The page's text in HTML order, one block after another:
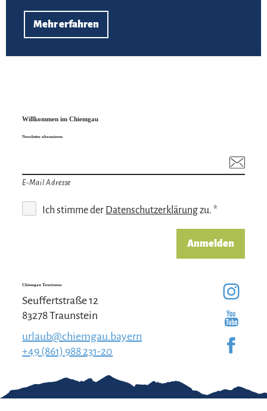
Mehr erfahren
Willkommen im Chiemgau
Newsletter abonnieren
E-Mail Adresse
Ich stimme der Datenschutzerklärungzu. *
Anmelden
Chiemgau Tourismus
Seuffertstraße 12
83278 Traunstein
urlaub@chiemgau.bayern
+49 (861) 988 231-20